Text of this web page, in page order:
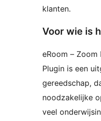
klanten.
Voor wie is
eRoom – Zoom
Plugin is een
gereedschap,
noodzakelijke
veel